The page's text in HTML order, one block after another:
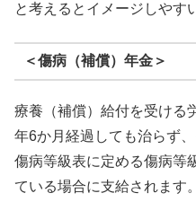
と考えるとイメージしやす
＜傷病（補償）年金＞
療養（補償）給付を受ける
年6か月経過しても治らず
傷病等級表に定める傷病等
ている場合に支給されます。